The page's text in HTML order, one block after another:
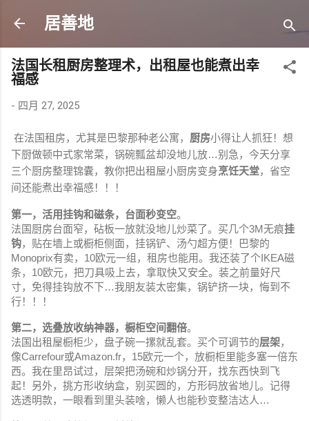
居善地
法国长租厨房整理术，出租屋也能煮出幸
福感
- 四月 27, 2025
在法国租房，尤其是巴黎那种老公寓， 厨房小得让人抓狂！想
下厨做顿中式家常菜，锅碗瓢盆却没地儿放…别急，今天分享
三个厨房整理锦囊，教你把出租屋小厨房变身烹饪天堂，省空
间还能煮出幸福感！！！
第一，活用挂钩和磁条，台面秒变空。
法国厨房台面窄，砧板一放就没地儿炒菜了。买几个3M无痕挂
钩，贴在墙上或橱柜侧面，挂锅铲、汤勺超方便！巴黎的
Monoprix有卖，10欧元一组，租房也能用。我还装了个IKEA磁
条，10欧元，把刀具吸上去，拿取快又安全。装之前量好尺
寸，免得挂钩放不下…我朋友装太密集，锅铲挤一块，悔到不
行！！！
第二，选叠放收纳神器，橱柜空间翻倍。
法国出租屋橱柜少，盘子碗一摞就乱套。买个可调节的层架，
像Carrefour或Amazon.fr，15欧元一个，放橱柜里能多塞一倍东
西。我在里昂试过，层架把汤碗和炒锅分开，找东西快到飞
起！另外，挑方形收纳盒，别买圆的，方形码放省地儿。记得
选透明款，一眼看到里头装啥，懒人也能秒变整洁达人…